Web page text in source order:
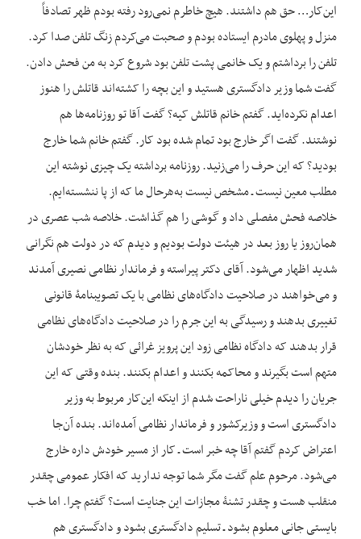
این‌کار… حق هم داشتند. هیچ خاطرم نمی‌رود رفته بودم ظهر تصادفاً
منزل و پهلوی مادرم ایستاده بودم و صحبت می‌کردم زنگ تلفن صدا کرد.
تلفن را برداشتم و یک خانمی پشت تلفن بود شروع کرد به من فحش دادن.
گفت شما وزیر دادگستری هستید و این بچه را کشته‌اند قاتلش را هنوز
اعدام نکرده‌اید. گفتم خانم قاتلش کیه؟ گفت آقا تو روزنامه‌ها هم
نوشتند. گفت اگر خارج بود تمام شده بود کار. گفتم خانم شما خارج
بودید؟ که این حرف را می‌زنید. روزنامه برداشته یک چیزی نوشته این
مطلب معین نیست ـ مشخص نیست به‌هرحال ما که از پا ننشسته‌ایم.
خلاصه فحش مفصلی داد و گوشی را هم گذاشت. خلاصه شب عصری در
همان‌روز یا روز بعد در هیئت دولت بودیم و دیدم که در دولت هم نگرانی
شدید اظهار می‌شود. آقای دکتر پیراسته و فرماندار نظامی نصیری آمدند
و می‌خواهند در صلاحیت دادگاه‌های نظامی با یک تصویب‏نامۀ قانونی
تغییری بدهند و رسیدگی به این جرم را در صلاحیت دادگاه‌های نظامی
قرار بدهند که دادگاه نظامی زود این پرویز غرائی که به نظر خودشان
متهم است بگیرند و محاکمه بکنند و اعدام بکنند. بنده وقتی که این
جریان را دیدم خیلی ناراحت شدم از این‏که این‌کار مربوط به وزیر
دادگستری است و وزیرکشور و فرماندار نظامی آمده‌اند. بنده آن‌جا
اعتراض کردم گفتم آقا چه خبر است ـ کار از مسیر خودش داره خارج
می‌شود. مرحوم علم گفت مگر شما توجه ندارید که افکار عمومی چقدر
منقلب هست و چقدر تشنۀ مجازات این جنایت است؟ گفتم چرا. اما خب
بایستی جانی معلوم بشود ـ تسلیم دادگستری بشود و دادگستری هم